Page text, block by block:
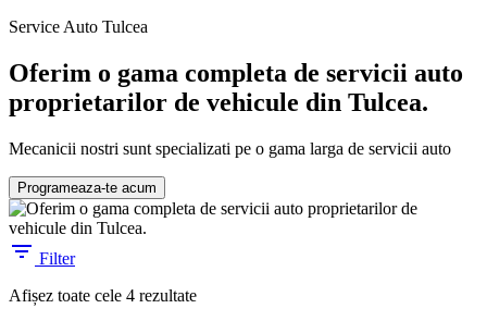
Service Auto Tulcea
Oferim o gama completa de servicii auto
proprietarilor de vehicule din Tulcea.
Mecanicii nostri sunt specializati pe o gama larga de servicii auto
Programeaza-te acum
Filter
Afișez toate cele 4 rezultateSortat